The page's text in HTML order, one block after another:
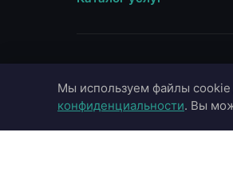
Москва
Московская область
Мы используем файлы cookie
конфиденциальности. Вы